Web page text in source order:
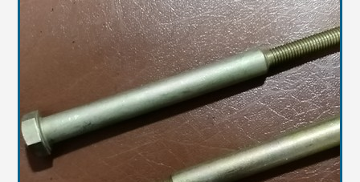
Масла
Иномарки
Крепеж колесный
Мототехника
Садовая техника
Инструмент
Лодки и моторы
Активный отдых
Электроинструмент
и оснастка